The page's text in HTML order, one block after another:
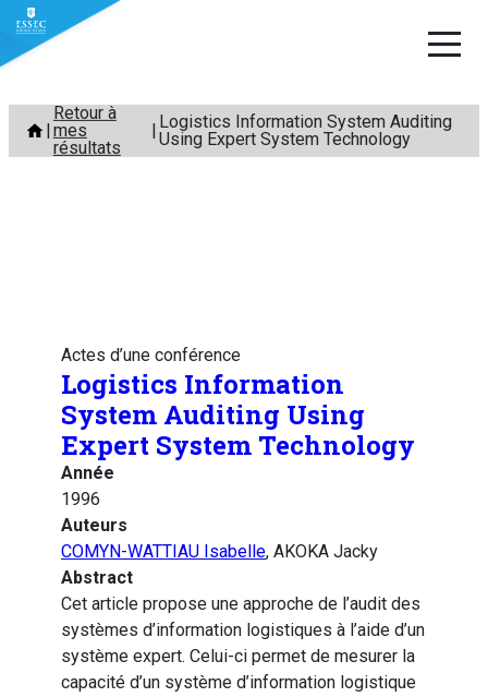
Aller
contenu
Retour à
mes
résultats
Logistics Information System Auditing
Using Expert System Technology
Actes d’une conférence
Logistics Information
System Auditing Using
Expert System Technology
Année
1996
Auteurs
COMYN-WATTIAU Isabelle, AKOKA Jacky
Abstract
Cet article propose une approche de l’audit des
systèmes d’information logistiques à l’aide d’un
système expert. Celui-ci permet de mesurer la
capacité d’un système d’information logistique